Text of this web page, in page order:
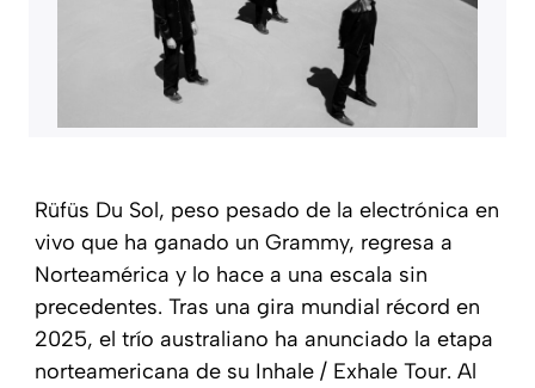
Rüfüs Du Sol, peso pesado de la electrónica en
vivo que ha ganado un Grammy, regresa a
Norteamérica y lo hace a una escala sin
precedentes. Tras una gira mundial récord en
2025, el trío australiano ha anunciado la etapa
norteamericana de su Inhale / Exhale Tour. Al